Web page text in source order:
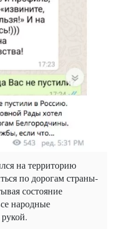
на территорию
по дорогам страны-
состояние
народные